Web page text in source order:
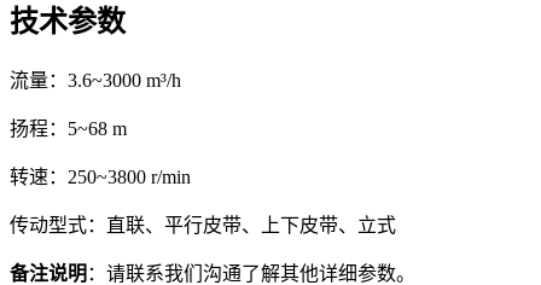
技术参数
流量：3.6~3000 m³/h
扬程：5~68 m
转速：250~3800 r/min
传动型式：直联、平行皮带、上下皮带、立式
备注说明 ：请联系我们沟通了解其他详细参数。